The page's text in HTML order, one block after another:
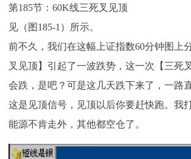
第185节：60K线三死叉见顶
见（图185-1）所示。
前不久，我们在这幅上证指数60分钟图上
叉见顶】引起了一波跌势，这一次【三死
会跌，是吧？可是这几天跌下来了，一路
这是见顶信号，见顶以后你要赶快跑。我
能源不肯走外，其他都空仓了。